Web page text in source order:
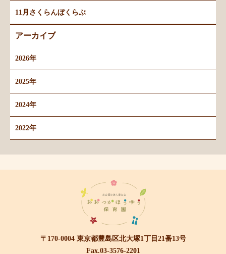
11月さくらんぼくらぶ
アーカイブ
2026年
2025年
2024年
2022年
〒170-0004 東京都豊島区北大塚1丁目21番13号
Fax.03-3576-2201